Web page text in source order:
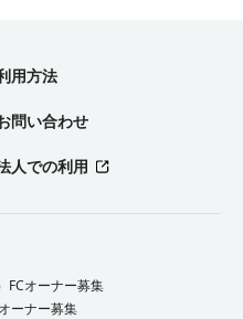
用方法
問い合わせ
人での利用
FCオーナー募集
ーナー募集